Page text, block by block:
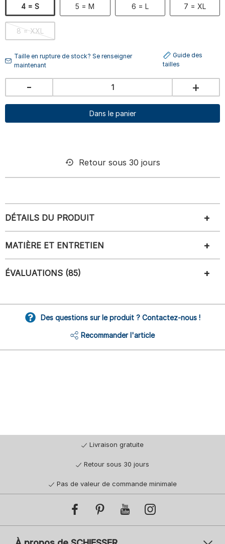
4 = S 5 = M 6 = L 7 = XL
8 = XXL
Taille en rupture de stock? Se renseigner
maintenant
Guide des
tailles
- +
Dans le panier
Retour sous 30 jours
DÉTAILS DU PRODUIT
MATIÈRE ET ENTRETIEN
ÉVALUATIONS (85)
Des questions sur le produit ? Contactez-nous !
Recommander l'article
Livraison gratuite
Retour sous 30 jours
Pas de valeur de commande minimale